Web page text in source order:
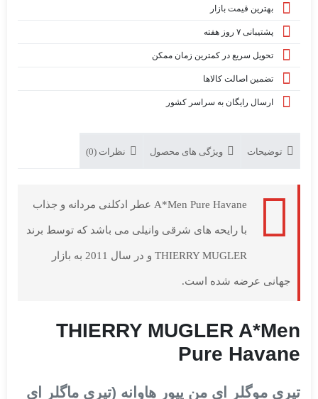
بهترین قیمت بازار
پشتیبانی ۷ روز هفته
تحویل سریع در کمترین زمان ممکن
تضمین اصالت کالاها
ارسال رایگان به سراسر کشور
توضیحات ویژگی های محصول نظرات (0)
A*Men Pure Havane عطر ادکلنی مردانه و جذاب
با رایحه های شرقی وانیلی می باشد که توسط برند
THIERRY MUGLER و در سال 2011 به بازار
جهانی عرضه شده است.
THIERRY MUGLER A*Men
Pure Havane
تیری موگلر ای من پیور هاوانه (تیری ماگلر ای